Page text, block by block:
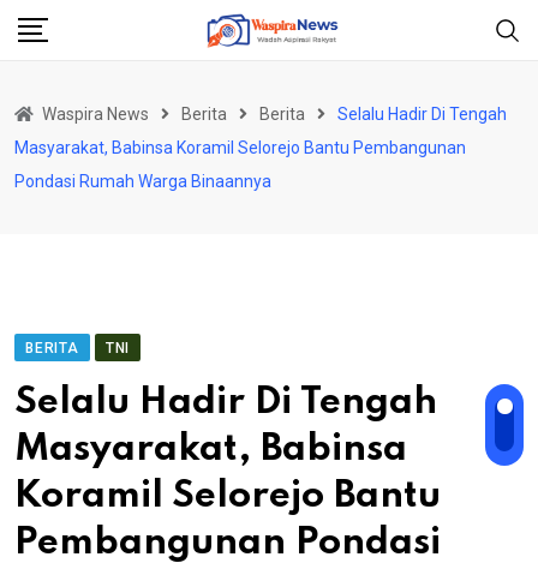
Skip
Waspira News Berita Berita
Selalu Hadir Di Tengah
Masyarakat, Babinsa Koramil Selorejo Bantu Pembangunan
Pondasi Rumah Warga Binaannya
BERITA TNI
Selalu Hadir Di Tengah
Masyarakat, Babinsa
Koramil Selorejo Bantu
Pembangunan Pondasi